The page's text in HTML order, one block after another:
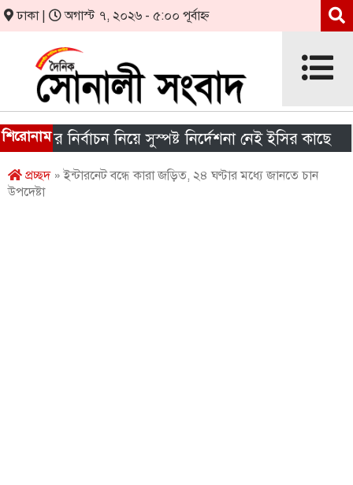
ঢাকা | অগাস্ট ৭, ২০২৬ - ৫:০০ পূর্বাহ্ন
শিরোনামনির্বাচন নিয়ে সুস্পষ্ট নির্দেশনা নেই ইসির কাছে
প্রচ্ছদ» ইন্টারনেট বন্ধে কারা জড়িত, ২৪ ঘণ্টার মধ্যে জানতে চান
উপদেষ্টা